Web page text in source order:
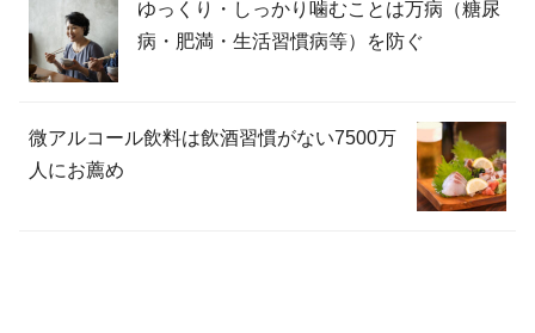
ゆっくり・しっかり噛むことは万病（糖尿
病・肥満・生活習慣病等）を防ぐ
微アルコール飲料は飲酒習慣がない7500万
人にお薦め